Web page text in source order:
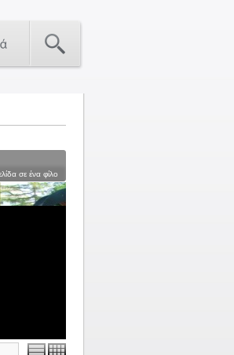
σε ένα φίλο